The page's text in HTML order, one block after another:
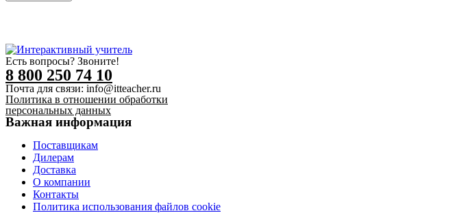
Есть вопросы? Звоните!
8 800 250 74 10
Почта для связи: info@itteacher.ru
Политика в отношении обработки
персональных данных
Важная информация
Поставщикам
Дилерам
Доставка
О компании
Контакты
Политика использования файлов cookie